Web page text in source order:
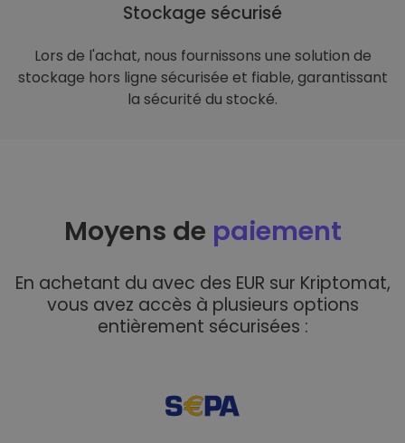
Stockage sécurisé
Lors de l'achat, nous fournissons une solution de
stockage hors ligne sécurisée et fiable, garantissant
la sécurité du stocké.
Moyens de paiement
En achetant du avec des EUR sur Kriptomat,
vous avez accès à plusieurs options
entièrement sécurisées :